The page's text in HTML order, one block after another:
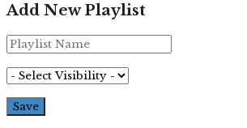
Add New Playlist